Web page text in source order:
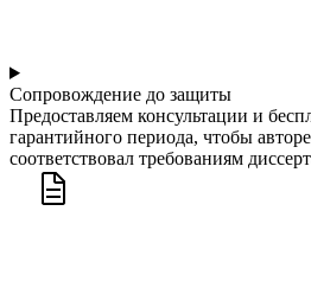
Сопровождение до защиты
Предоставляем консультации и
гарантийного периода, чтобы
соответствовал требованиям